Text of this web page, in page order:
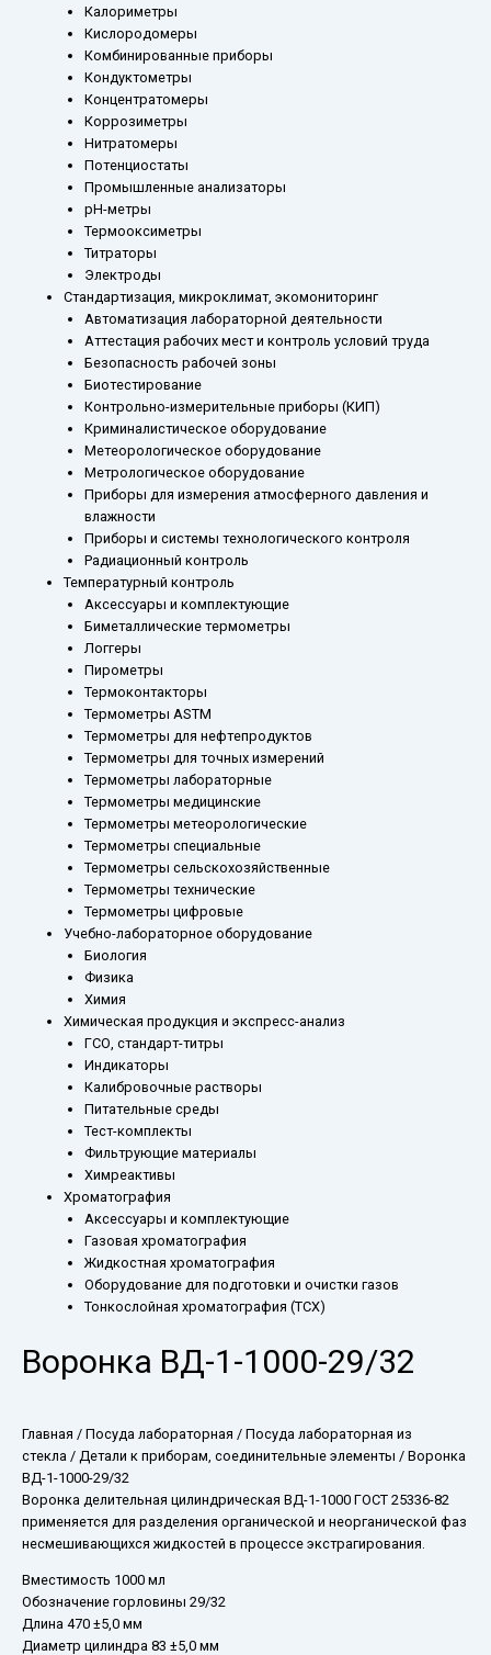
Калориметры
Кислородомеры
Комбинированные приборы
Кондуктометры
Концентратомеры
Коррозиметры
Нитратомеры
Потенциостаты
Промышленные анализаторы
рН-метры
Термооксиметры
Титраторы
Электроды
Стандартизация, микроклимат, экомониторинг
Автоматизация лабораторной деятельности
Аттестация рабочих мест и контроль условий труда
Безопасность рабочей зоны
Биотестирование
Контрольно-измерительные приборы (КИП)
Криминалистическое оборудование
Метеорологическое оборудование
Метрологическое оборудование
Приборы для измерения атмосферного давления и
влажности
Приборы и системы технологического контроля
Радиационный контроль
Температурный контроль
Аксессуары и комплектующие
Биметаллические термометры
Логгеры
Пирометры
Термоконтакторы
Термометры ASTM
Термометры для нефтепродуктов
Термометры для точных измерений
Термометры лабораторные
Термометры медицинские
Термометры метеорологические
Термометры специальные
Термометры сельскохозяйственные
Термометры технические
Термометры цифровые
Учебно-лабораторное оборудование
Биология
Физика
Химия
Химическая продукция и экспресс-анализ
ГСО, стандарт-титры
Индикаторы
Калибровочные растворы
Питательные среды
Тест-комплекты
Фильтрующие материалы
Химреактивы
Хроматография
Аксессуары и комплектующие
Газовая хроматография
Жидкостная хроматография
Оборудование для подготовки и очистки газов
Тонкослойная хроматография (ТСХ)
Воронка ВД-1-1000-29/32
Главная / Посуда лабораторная / Посуда лабораторная из
стекла / Детали к приборам, соединительные элементы / Воронка
ВД-1-1000-29/32
Воронка делительная цилиндрическая ВД-1-1000 ГОСТ 25336-82
применяется для разделения органической и неорганической фаз
несмешивающихся жидкостей в процессе экстрагирования.
Вместимость 1000 мл
Обозначение горловины 29/32
Длина 470 ±5,0 мм
Диаметр цилиндра 83 ±5,0 мм